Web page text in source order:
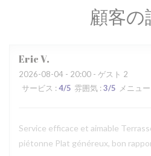
顧客の
EricV
2026-08-04 - 20:00 - ゲスト 2
サービス : 4/5 雰囲気 : 3/5 メニュー
Service efficace et aimable
piétonne Plat généreux, bon